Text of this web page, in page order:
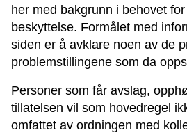
her med bakgrunn i behovet
beskyttelse. Formålet med
siden er å avklare noen av de
problemstillingene som da
Personer som får avslag,
tillatelsen vil som hovedregel
omfattet av ordningen med